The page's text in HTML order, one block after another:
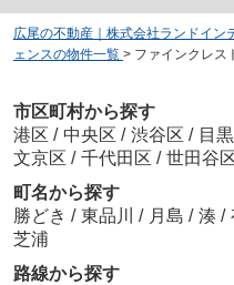
広尾の不動産｜株式会社ランドイン
ェンスの物件一覧 > ファインクレス
市区町村から探す
港区 / 中央区 / 渋谷区 / 目
文京区 / 千代田区 / 世田谷
町名から探す
勝どき / 東品川 / 月島 / 湊 /
芝浦
路線から探す